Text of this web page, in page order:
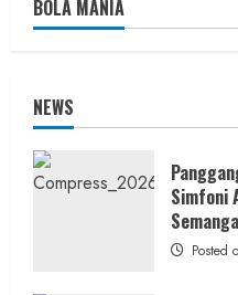
BOLA MANIA
NEWS
Simfoni
Posted